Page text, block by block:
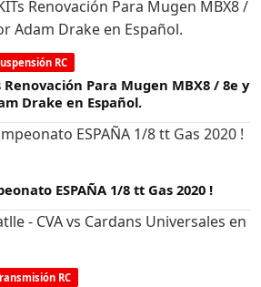
RC
Renovación Para Mugen MBX8 / 8e y
Drake en Español.
ESPAÑA 1/8 tt Gas 2020 !
RC